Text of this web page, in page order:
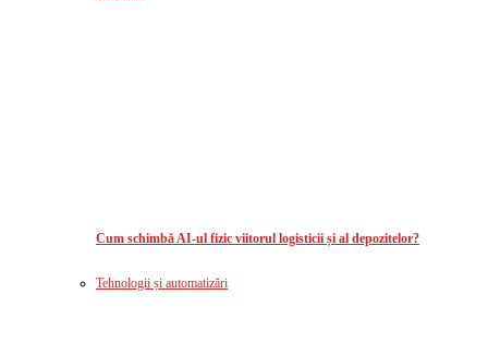
Cum schimbă AI-ul fizic viitorul logisticii și al depozitelor?
Tehnologii și automatizări